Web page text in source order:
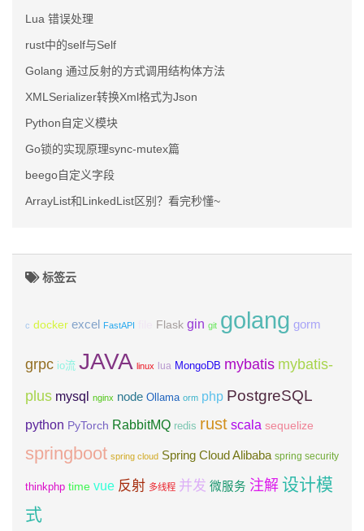
Lua 错误处理
rust中的self与Self
Golang 通过反射的方式调用结构体方法
XMLSerializer转换Xml格式为Json
Python自定义模块
Go锁的实现原理sync-mutex篇
beego自定义字段
ArrayList和LinkedList区别？看完秒懂~
标签云
c docker excel FastAPI Flask gin git golang gorm
grpc io流 JAVA linux lua MongoDB mybatis mybatis-
plus mysql nginx node Ollama orm php PostgreSQL
python PyTorch RabbitMQ redis rust scala sequelize
springboot spring cloud Spring Cloud Alibaba spring security
thinkphp time vue 反射 多线程 并发 微服务 注解 设计模
式